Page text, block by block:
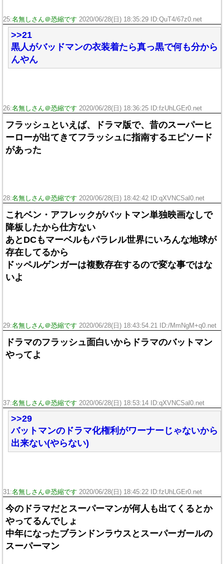
25:名無しさん＠恐縮です 2020/06/28(日) 18:35:29 ID:QuT4/67z0.net
>>21
黒人がバッドマンの衣装着たら真っ黒で何も分から
んやん
26:名無しさん＠恐縮です 2020/06/28(日) 18:36:25 ID:fzUhLGEr0.net
フラッシュといえば、ドラマ版で、昔のスーパーヒ
ーローが出てきてフラッシュに指南するエピソード
があった
28:名無しさん＠恐縮です 2020/06/28(日) 18:42:42 ID:qXVNCSal0.net
これベン・アフレックがバットマン単独映画なしで
降板したから仕方ない
あとDCもマーベルもパラレル世界にいろんな地球が
存在してるから
ドッペルゲンガーは複数存在するので変な事ではな
いよ
29:名無しさん＠恐縮です 2020/06/28(日) 18:43:54.21 ID:/MmNgM+q0.net
ドラマのフラッシュ面白いからドラマのバットマン
やってよ
37:名無しさん＠恐縮です 2020/06/28(日) 18:53:14 ID:qXVNCSal0.net
>>29
バットマンのドラマ化権利がワーナーじゃないから
出来ない(やらない)
31:名無しさん＠恐縮です 2020/06/28(日) 18:45:22 ID:fzUhLGEr0.net
今のドラマだとスーパーマンが何人も出てくるとか
やってるんでしょ
中年になったブランドンラウスとスーパーガールの
スーパーマン